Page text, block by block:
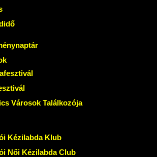
Városok Találkozója
Kézilabda Klub
Női Kézilabda Club